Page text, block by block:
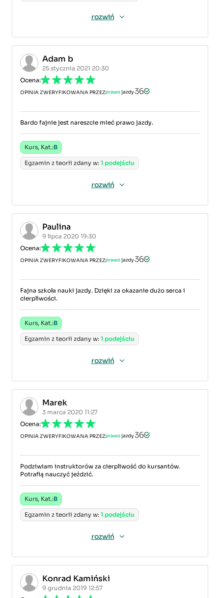
rozwiń
Adam b
25 stycznia 2021 20:30
Ocena:
OPINIA ZWERYFIKOWANA PRZEZ
Bardo fajnie jest nareszcie mieć prawo jazdy.
Kurs, Kat.:B
Egzamin z teorii zdany w: 1 podejściu
rozwiń
Paulina
9 lipca 2020 19:30
Ocena:
OPINIA ZWERYFIKOWANA PRZEZ
Fajna szkoła nauki jazdy. Dzięki za okazanie dużo serca i
cierpliwości.
Kurs, Kat.:B
Egzamin z teorii zdany w: 1 podejściu
rozwiń
Marek
3 marca 2020 11:27
Ocena:
OPINIA ZWERYFIKOWANA PRZEZ
Podziwiam instruktorów za cierpliwość do kursantów.
Potrafią nauczyć jeździć.
Kurs, Kat.:B
Egzamin z teorii zdany w: 1 podejściu
rozwiń
Konrad Kamiński
9 grudnia 2019 12:57